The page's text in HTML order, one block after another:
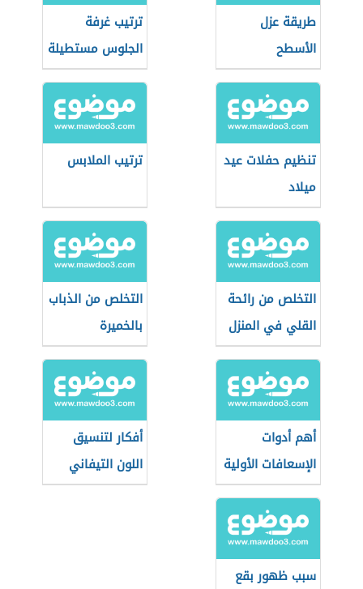
طريقة عزل
الأسطح
ترتيب غرفة
الجلوس مستطيلة
الشكل
تنظيم حفلات عيد
ميلاد
ترتيب الملابس
التخلص من رائحة
القلي في المنزل
التخلص من الذباب
بالخميرة
أهم أدوات
الإسعافات الأولية
في المنزل
أفكار لتنسيق
اللون التيفاني
في الأثاث
سبب ظهور بقع